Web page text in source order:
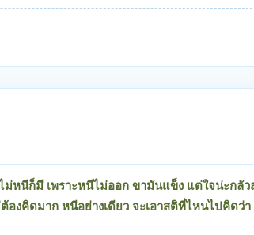
หนีก็มี เพราะหนีไม่ออก ขามันแข็ง แต่ใจน่ะกลัว
งคิดมาก หนีอย่างเดียว จะเอาสติที่ไหนไปคิดว่